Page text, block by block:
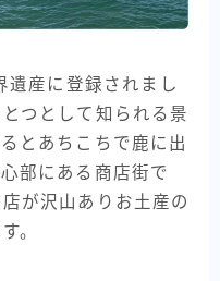
遺産に登録されまし
つとして知られる景
とあちこちで鹿に出
部にある商店街で
が沢山ありお土産の
。